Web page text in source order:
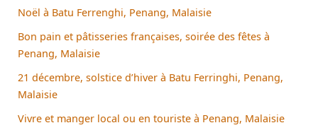
Noël à Batu Ferrenghi, Penang, Malaisie
Bon pain et pâtisseries françaises, soirée des fêtes à
Penang, Malaisie
21 décembre, solstice d’hiver à Batu Ferringhi, Penang,
Malaisie
Vivre et manger local ou en touriste à Penang, Malaisie